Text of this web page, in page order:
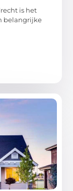
is het
belangrijke